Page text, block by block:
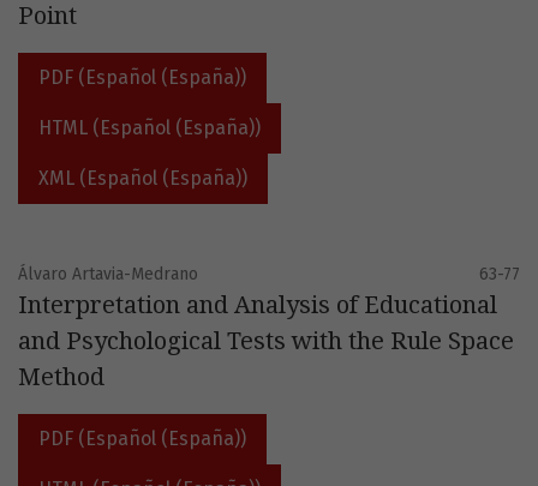
Point
PDF (Español (España))
HTML (Español (España))
XML (Español (España))
Álvaro Artavia-Medrano 63-77
Interpretation and Analysis of Educational
and Psychological Tests with the Rule Space
Method
PDF (Español (España))